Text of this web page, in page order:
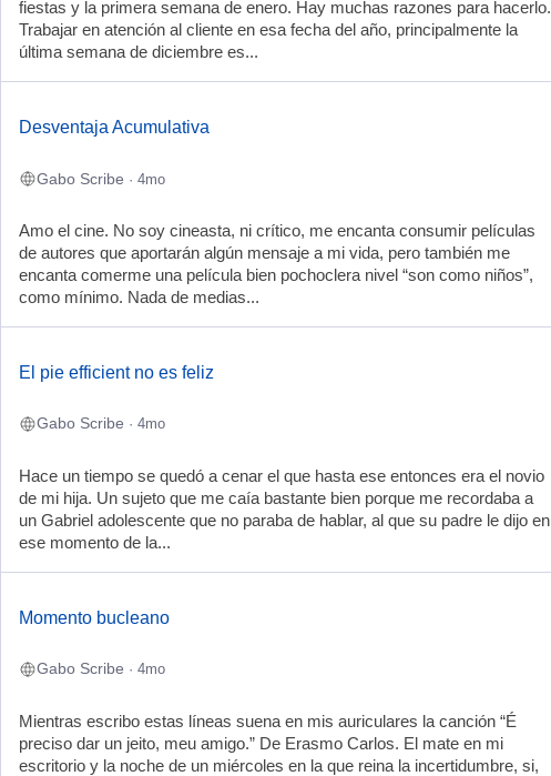
fiestas y la primera semana de enero. Hay muchas razones para hacerlo.
Trabajar en atención al cliente en esa fecha del año, principalmente la
última semana de diciembre es...
Desventaja Acumulativa
Gabo Scribe · 4mo
Amo el cine. No soy cineasta, ni crítico, me encanta consumir películas
de autores que aportarán algún mensaje a mi vida, pero también me
encanta comerme una película bien pochoclera nivel “son como niños”,
como mínimo. Nada de medias...
El pie efficient no es feliz
Gabo Scribe · 4mo
Hace un tiempo se quedó a cenar el que hasta ese entonces era el novio
de mi hija. Un sujeto que me caía bastante bien porque me recordaba a
un Gabriel adolescente que no paraba de hablar, al que su padre le dijo en
ese momento de la...
Momento bucleano
Gabo Scribe · 4mo
Mientras escribo estas líneas suena en mis auriculares la canción “É
preciso dar un jeito, meu amigo.” De Erasmo Carlos. El mate en mi
escritorio y la noche de un miércoles en la que reina la incertidumbre, si,